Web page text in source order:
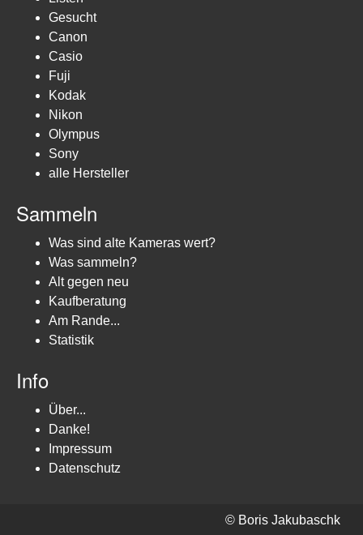
Gesucht
Canon
Casio
Fuji
Kodak
Nikon
Olympus
Sony
alle Hersteller
Sammeln
Was sind alte Kameras wert?
Was sammeln?
Alt gegen neu
Kaufberatung
Am Rande...
Statistik
Info
Über...
Danke!
Impressum
Datenschutz
© Boris Jakubaschk